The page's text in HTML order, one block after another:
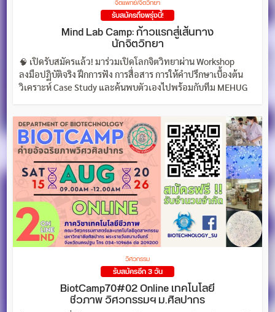
จิตแพทย์/จิตวิทยา
รับสมัครถึงพรุ่งนี้!
Mind Lab Camp: ก้าวแรกสู่เส้นทาง
นักจิตวิทยา
🧠 เปิดรับสมัครแล้ว! มาร่วมเปิดโลกจิตวิทยาผ่าน Workshop
ลงมือปฏิบัติจริง ฝึกการฟัง การสื่อสาร การให้คำปรึกษาเบื้องต้น
วิเคราะห์ Case Study และค้นพบตัวเองไปพร้อมกับทีม MEHUG
วิศวกรรม
รับสมัครอีก 3 วัน
BiotCamp70#02 Online เทคโนโลยี
ชีวภาพ วิศวกรรมฯ ม.ศิลปากร